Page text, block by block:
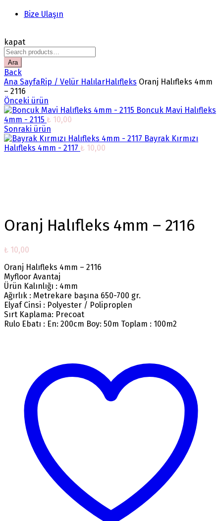
Bize Ulaşın
kapat
Search
for:
Ara
Back
Ana SayfaRip / Velür HalılarHalıfleks Oranj Halıfleks 4mm
– 2116
Önceki ürün
Boncuk Mavi Halıfleks
4mm - 2115 ₺ 10,00
Sonraki ürün
Bayrak Kırmızı
Halıfleks 4mm - 2117 ₺ 10,00
Oranj Halıfleks 4mm – 2116
₺ 10,00
Oranj Halıfleks 4mm – 2116
Myfloor Avantaj
Ürün Kalınlığı : 4mm
Ağırlık : Metrekare başına 650-700 gr.
Elyaf Cinsi : Polyester / Poliproplen
Sırt Kaplama: Precoat
Rulo Ebatı : En: 200cm Boy: 50m Toplam : 100m2